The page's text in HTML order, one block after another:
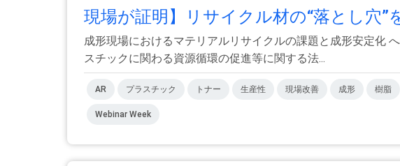
現場が証明】リサイクル材の“落とし穴”
成形現場におけるマテリアルリサイクルの課題と成形安定
スチックに関わる資源循環の促進等に関する法...
AR プラスチック トナー 生産性 現場改善 成形 樹脂
Webinar Week